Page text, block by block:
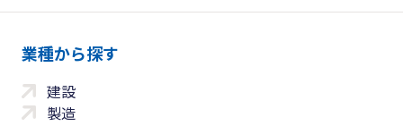
業種から探す
建設
製造